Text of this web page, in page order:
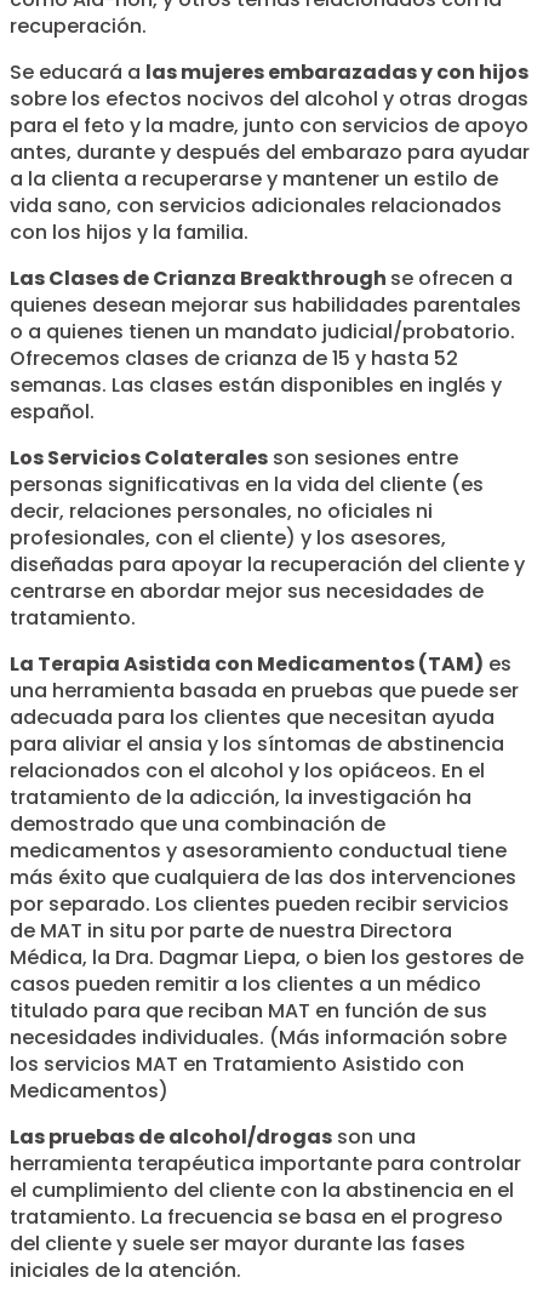
recuperación.
Se educará a las mujeres embarazadas y con hijos
sobre los efectos nocivos del alcohol y otras drogas
para el feto y la madre, junto con servicios de apoyo
antes, durante y después del embarazo para ayudar
a la clienta a recuperarse y mantener un estilo de
vida sano, con servicios adicionales relacionados
con los hijos y la familia.
Las Clases de Crianza Breakthrough se ofrecen a
quienes desean mejorar sus habilidades parentales
o a quienes tienen un mandato judicial/probatorio.
Ofrecemos clases de crianza de 15 y hasta 52
semanas. Las clases están disponibles en inglés y
español.
Los Servicios Colaterales son sesiones entre
personas significativas en la vida del cliente (es
decir, relaciones personales, no oficiales ni
profesionales, con el cliente) y los asesores,
diseñadas para apoyar la recuperación del cliente y
centrarse en abordar mejor sus necesidades de
tratamiento.
La Terapia Asistida con Medicamentos (TAM) es
una herramienta basada en pruebas que puede ser
adecuada para los clientes que necesitan ayuda
para aliviar el ansia y los síntomas de abstinencia
relacionados con el alcohol y los opiáceos. En el
tratamiento de la adicción, la investigación ha
demostrado que una combinación de
medicamentos y asesoramiento conductual tiene
más éxito que cualquiera de las dos intervenciones
por separado. Los clientes pueden recibir servicios
de MAT in situ por parte de nuestra Directora
Médica, la Dra. Dagmar Liepa, o bien los gestores de
casos pueden remitir a los clientes a un médico
titulado para que reciban MAT en función de sus
necesidades individuales. (Más información sobre
los servicios MAT en Tratamiento Asistido con
Medicamentos)
Las pruebas de alcohol/drogas son una
herramienta terapéutica importante para controlar
el cumplimiento del cliente con la abstinencia en el
tratamiento. La frecuencia se basa en el progreso
del cliente y suele ser mayor durante las fases
iniciales de la atención.